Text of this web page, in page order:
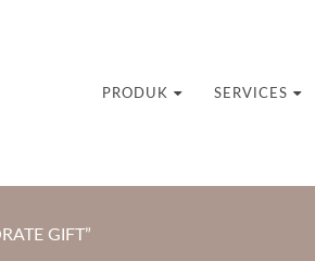
PRODUK SERVICES
GIFT”